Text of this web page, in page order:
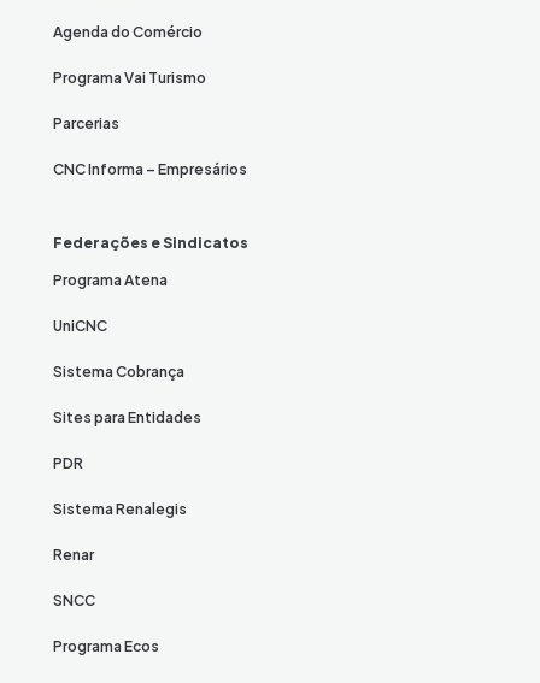
Agenda do Comércio
Programa Vai Turismo
Parcerias
CNC Informa – Empresários
Federações e Sindicatos
Programa Atena
UniCNC
Sistema Cobrança
Sites para Entidades
PDR
Sistema Renalegis
Renar
SNCC
Programa Ecos